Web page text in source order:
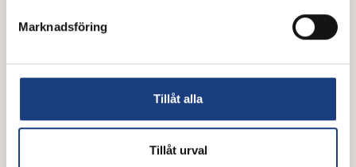
Marknadsföring
Tillåt alla
Tillåt urval
hovslageri – för dig som vill bli